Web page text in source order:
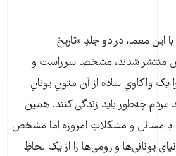
این معما، در دو جلدِ «تاریخ
منتشر شدند، مشخصا سرراست و
واکاویِ ساده از آن متونِ یونانِ
مردم چه‌طور باید زندگی کنند. همین
مسائل و مشکلاتِ امروزه اما مشخص
یونانی‌ها و رومی‌ها را از یک لحاظِ